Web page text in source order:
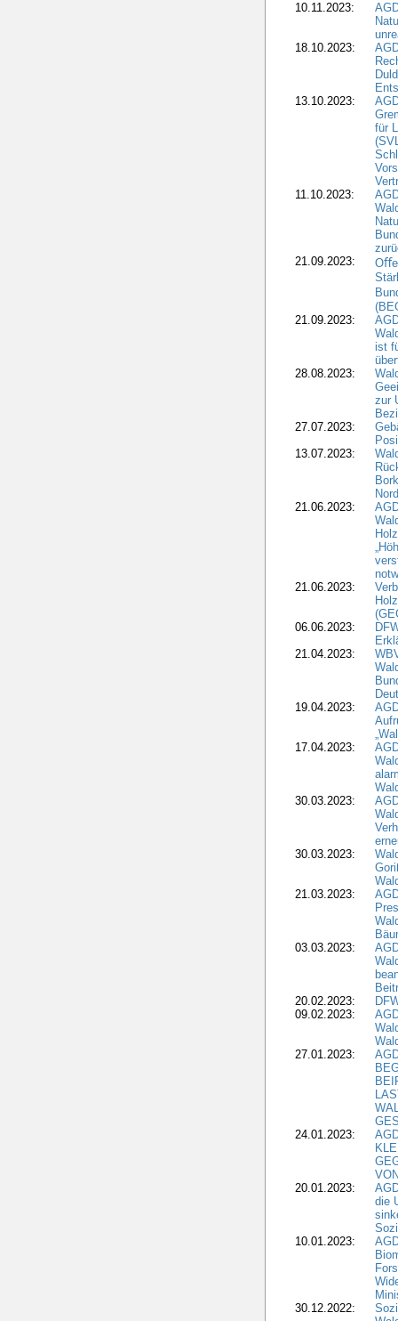
10.11.2023:
18.10.2023:
13.10.2023:
für
11.10.2023:
21.09.2023:
21.09.2023:
ist
28.08.2023:
zur
27.07.2023:
13.07.2023:
21.06.2023:
21.06.2023:
06.06.2023:
21.04.2023:
19.04.2023:
17.04.2023:
30.03.2023:
30.03.2023:
21.03.2023:
03.03.2023:
20.02.2023:
09.02.2023:
27.01.2023:
24.01.2023:
20.01.2023:
die
10.01.2023:
30.12.2022: